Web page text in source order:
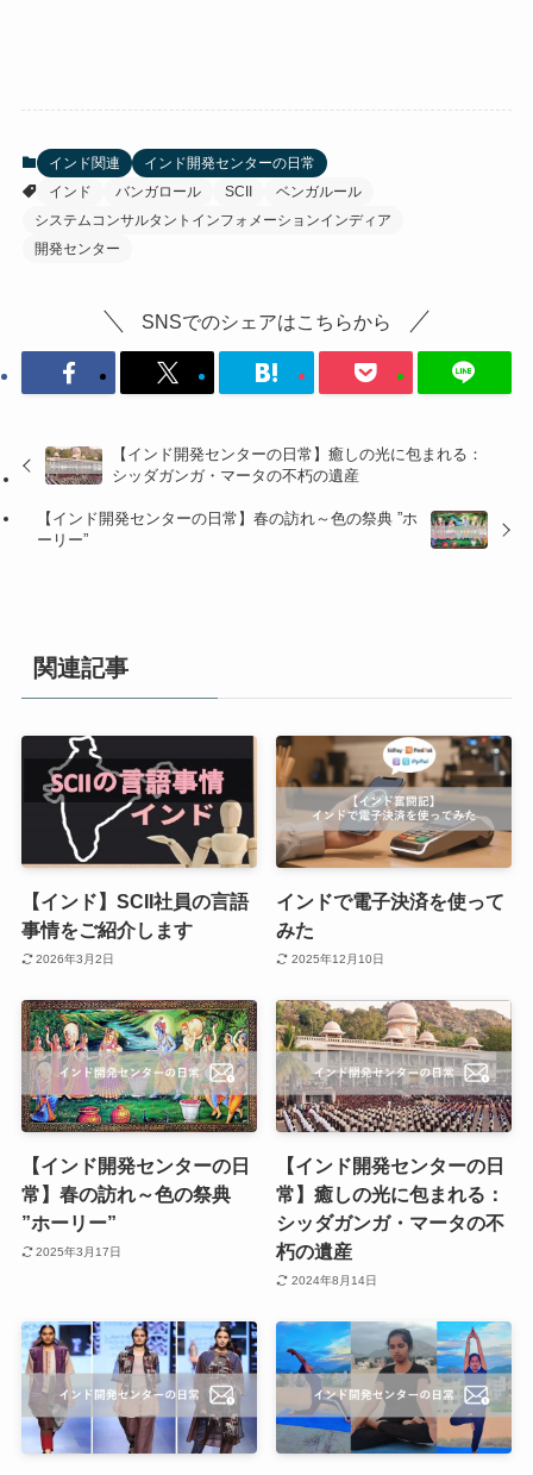
インド関連
インド開発センターの日常
インド
バンガロール SCII
ベンガルール
システムコンサルタントインフォメーションインディア
開発センター
SNSでのシェアはこちらから
【インド開発センターの日常】癒しの光に包まれる：
シッダガンガ・マータの不朽の遺産
【インド開発センターの日常】春の訪れ～色の祭典 ”ホ
ーリー”
関連記事
【インド】SCII社員の言語
事情をご紹介します
2026年3月2日
インドで電子決済を使って
みた
2025年12月10日
【インド開発センターの日
常】春の訪れ～色の祭典
”ホーリー”
2025年3月17日
【インド開発センターの日
常】癒しの光に包まれる：
シッダガンガ・マータの不
朽の遺産
2024年8月14日